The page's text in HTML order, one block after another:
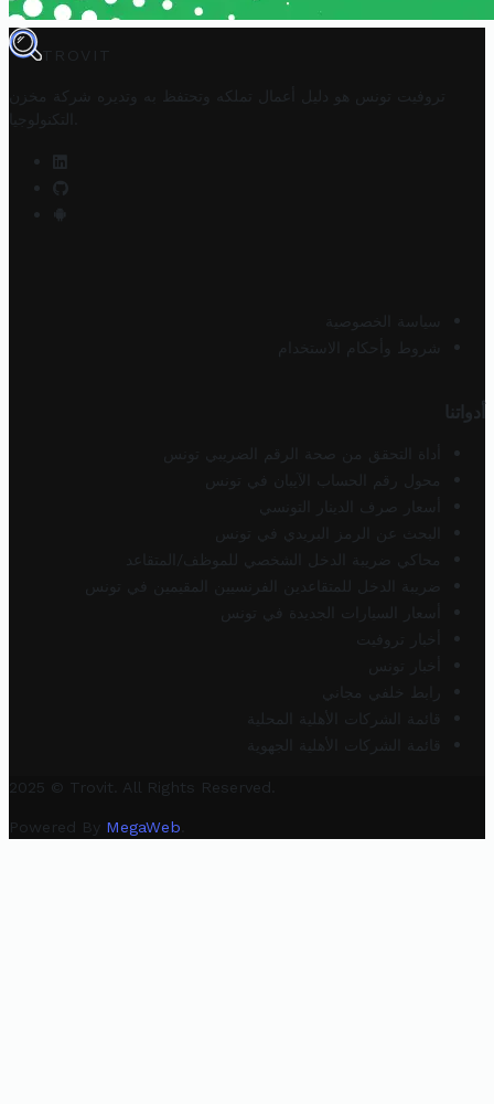
TROVIT
تروفيت تونس هو دليل أعمال تملكه وتحتفظ به وتديره
شركة مخزن
التكنولوجيا
سياسة الخصوصية
شروط وأحكام الاستخدام
أدواتنا
أداة التحقق من صحة الرقم الضريبي تونس
محول رقم الحساب الآيبان في تونس
أسعار صرف الدينار التونسي
البحث عن الرمز البريدي في تونس
محاكي ضريبة الدخل الشخصي للموظف/المتقاعد
ضريبة الدخل للمتقاعدين الفرنسيين المقيمين في تونس
أسعار السيارات الجديدة في تونس
أخبار تروفيت
أخبار تونس
رابط خلفي مجاني
قائمة الشركات الأهلية المحلية
قائمة الشركات الأهلية الجهوية
2025 © Trovit. All Rights Reserved.
Powered By MegaWeb